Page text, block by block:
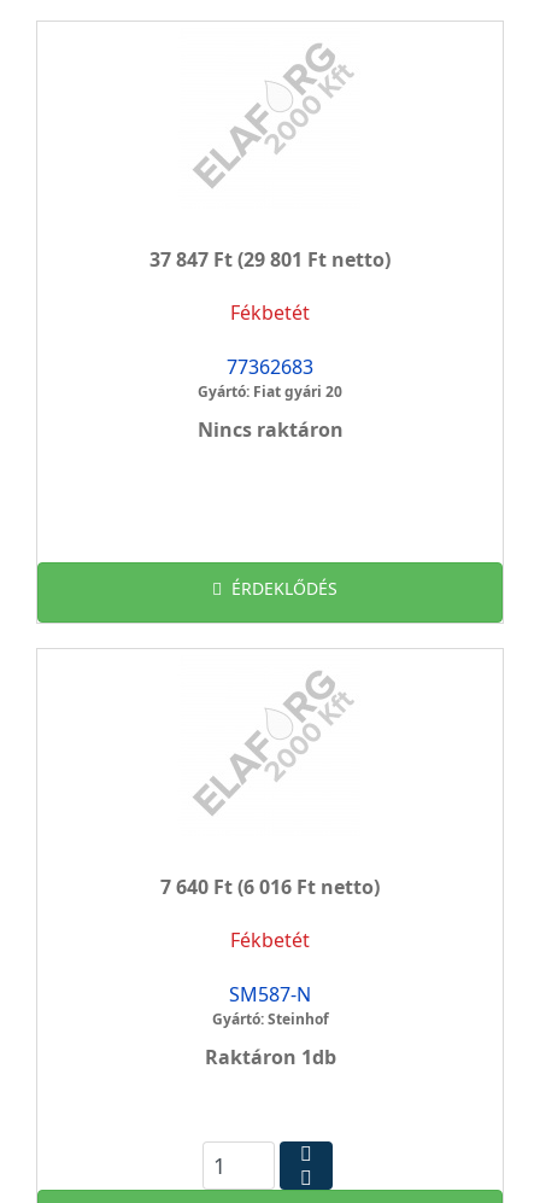
37 847 Ft(29 801 Ft netto)
Fékbetét
77362683
Gyártó: Fiat gyári 20
Nincs raktáron
ÉRDEKLŐDÉS
7 640 Ft(6 016 Ft netto)
Fékbetét
SM587-N
Gyártó: Steinhof
Raktáron 1db